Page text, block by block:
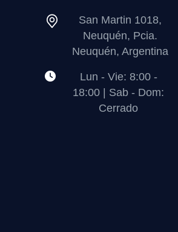
San Martin 1018,
Neuquén, Pcia.
Neuquén, Argentina
Lun - Vie: 8:00 -
18:00 | Sab - Dom:
Cerrado